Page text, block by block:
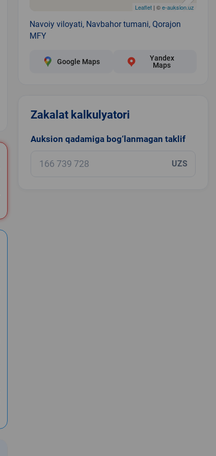
Leaflet| ©e-auksion.uz
Navoiy viloyati, Navbahor tumani, Qorajon
MFY
Google Maps
Yandex
Maps
Zakalat kalkulyatori
Auksion qadamiga bog‘lanmagan taklif
UZS